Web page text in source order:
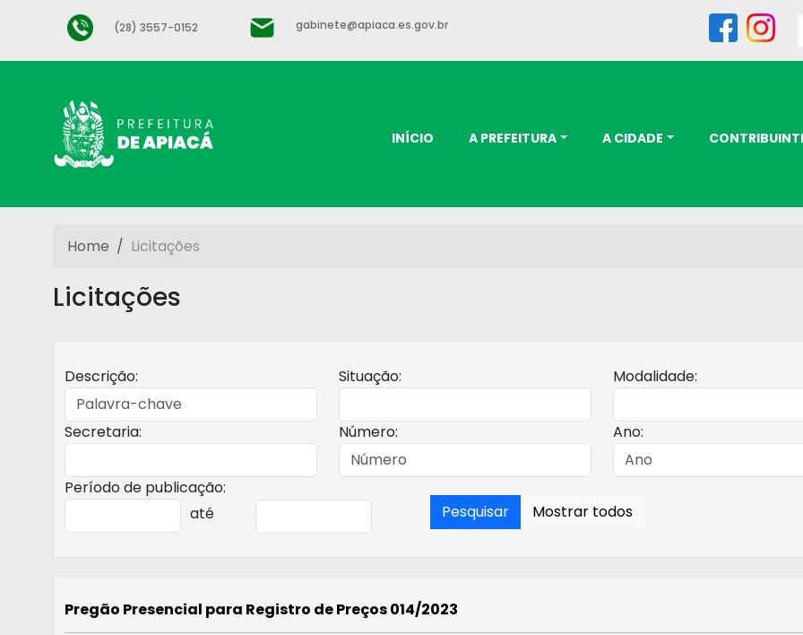
(28) 3557-0152 gabinete@apiaca.es.gov.br
INÍCIO A PREFEITURA A CIDADE
Home Licitações
Licitações
Descrição: Situação: Modalidade:
Secretaria: Número: Ano:
Período de publicação:
até
Pesquisar Mostrar todos
Pregão Presencial para Registro de Preços 014/2023